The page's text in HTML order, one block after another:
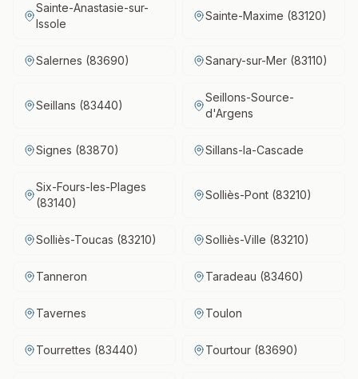
Sainte-Anastasie-sur-
Issole
Sainte-Maxime (83120)
Salernes (83690) Sanary-sur-Mer (83110)
Seillans (83440)
Seillons-Source-
d'Argens
Signes (83870) Sillans-la-Cascade
Six-Fours-les-Plages
(83140)
Solliès-Pont (83210)
Solliès-Toucas (83210) Solliès-Ville (83210)
Tanneron Taradeau (83460)
Tavernes Toulon
Tourrettes (83440) Tourtour (83690)